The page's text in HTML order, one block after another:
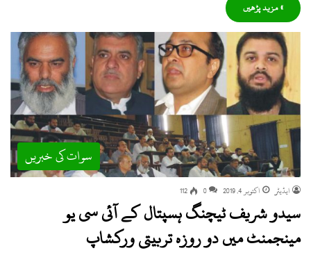
» مزید پڑھیں
سوات کی خبریں
ایڈیٹر اکتوبر 4, 2019 0
112
سیدو شریف ٹیچنگ ہسپتال کے آئی سی یو
مینجمنٹ میں دو روزہ تربیتی ورکشاپ